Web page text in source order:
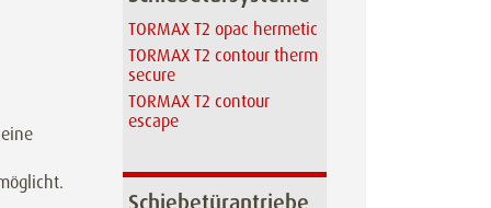
TORMAX T2 opac hermetic
TORMAX T2 contour therm
secure
TORMAX T2 contour
escape